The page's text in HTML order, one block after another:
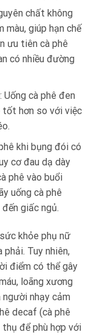
chất không
màu, giúp hạn chế
ưu tiên cà phê
có nhiều đường
: Uống cà phê đen
hơn so với việc
khi bụng đói có
cơ đau dạ dày
phê vào buổi
uống cà phê
giấc ngủ.
khỏe phụ nữ
Tuy nhiên,
điểm có thể gây
loãng xương
nhạy cảm
decaf (cà phê
để phù hợp với